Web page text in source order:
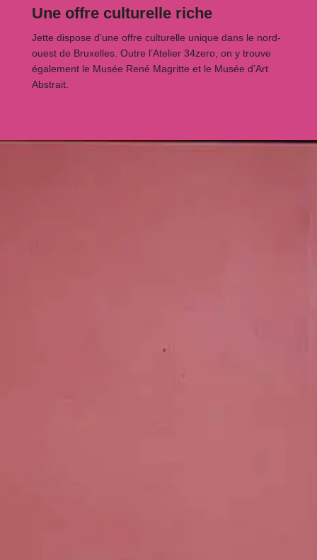
Une offre culturelle riche
Jette dispose d’une offre culturelle unique dans le nord-
ouest de Bruxelles. Outre l’Atelier 34zero, on y trouve
également le Musée René Magritte et le Musée d’Art
Abstrait.